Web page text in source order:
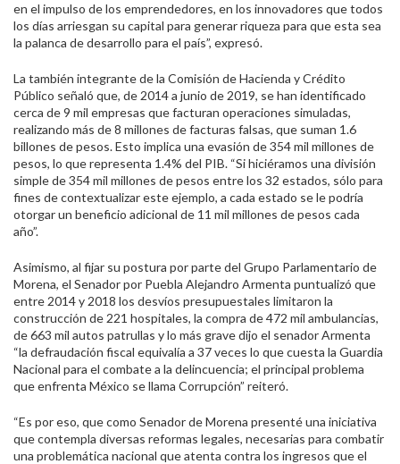
en el impulso de los emprendedores, en los innovadores que todos
los días arriesgan su capital para generar riqueza para que esta sea
la palanca de desarrollo para el país”, expresó.
La también integrante de la Comisión de Hacienda y Crédito
Público señaló que, de 2014 a junio de 2019, se han identificado
cerca de 9 mil empresas que facturan operaciones simuladas,
realizando más de 8 millones de facturas falsas, que suman 1.6
billones de pesos. Esto implica una evasión de 354 mil millones de
pesos, lo que representa 1.4% del PIB. “Si hiciéramos una división
simple de 354 mil millones de pesos entre los 32 estados, sólo para
fines de contextualizar este ejemplo, a cada estado se le podría
otorgar un beneficio adicional de 11 mil millones de pesos cada
año”.
Asimismo, al fijar su postura por parte del Grupo Parlamentario de
Morena, el Senador por Puebla Alejandro Armenta puntualizó que
entre 2014 y 2018 los desvíos presupuestales limitaron la
construcción de 221 hospitales, la compra de 472 mil ambulancias,
de 663 mil autos patrullas y lo más grave dijo el senador Armenta
“la defraudación fiscal equivalía a 37 veces lo que cuesta la Guardia
Nacional para el combate a la delincuencia; el principal problema
que enfrenta México se llama Corrupción” reiteró.
“Es por eso, que como Senador de Morena presenté una iniciativa
que contempla diversas reformas legales, necesarias para combatir
una problemática nacional que atenta contra los ingresos que el